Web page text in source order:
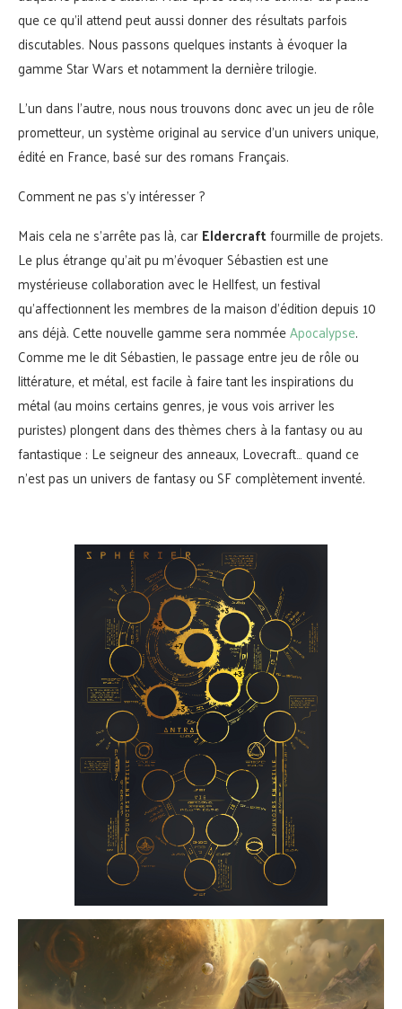
que ce qu’il attend peut aussi donner des résultats parfois
discutables. Nous passons quelques instants à évoquer la
gamme Star Wars et notamment la dernière trilogie.
L’un dans l’autre, nous nous trouvons donc avec un jeu de rôle
prometteur, un système original au service d’un univers unique,
édité en France, basé sur des romans Français.
Comment ne pas s’y intéresser ?
Mais cela ne s’arrête pas là, carEldercraftfourmille de projets.
Le plus étrange qu’ait pu m’évoquer Sébastien est une
mystérieuse collaboration avec le Hellfest, un festival
qu’affectionnent les membres de la maison d’édition depuis 10
ans déjà. Cette nouvelle gamme sera nomméeApocalypse.
Comme me le dit Sébastien, le passage entre jeu de rôle ou
littérature, et métal, est facile à faire tant les inspirations du
métal (au moins certains genres, je vous vois arriver les
puristes) plongent dans des thèmes chers à la fantasy ou au
fantastique : Le seigneur des anneaux, Lovecraft… quand ce
n’est pas un univers de fantasy ou SF complètement inventé.